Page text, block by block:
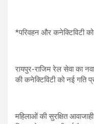
*परिवहन और कनेक्टिविटी
रायपुर-राजिम रेल सेवा का
की कनेक्टिविटी को नई गति
महिलाओं की सुरक्षित